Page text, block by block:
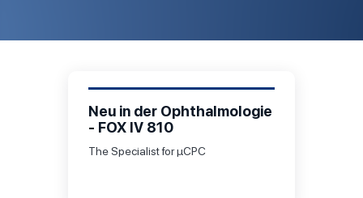
Neu in der Ophthalmologie
- FOX IV 810
The Specialist for µCPC